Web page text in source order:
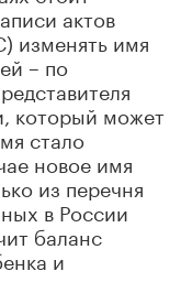
актов
изменять имя
– по
который может
стало
новое имя
из перечня
в России
баланс
и